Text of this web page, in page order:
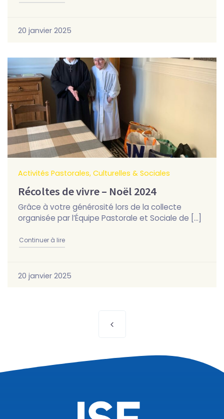
20 janvier 2025
Récoltes de vivre – Noël 2024
Activités Pastorales, Culturelles & Sociales
Grâce à votre générosité lors de la collecte
organisée par l’Équipe Pastorale et Sociale de […]
Continuer à lire"Récoltes de vivre – Noël 2024"
20 janvier 2025